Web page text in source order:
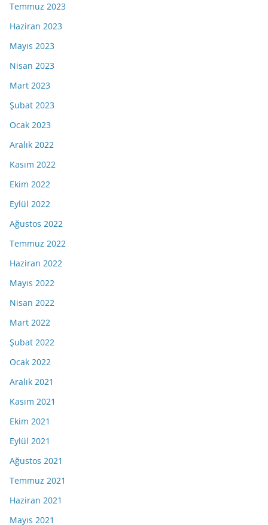
Temmuz 2023
Haziran 2023
Mayıs 2023
Nisan 2023
Mart 2023
Şubat 2023
Ocak 2023
Aralık 2022
Kasım 2022
Ekim 2022
Eylül 2022
Ağustos 2022
Temmuz 2022
Haziran 2022
Mayıs 2022
Nisan 2022
Mart 2022
Şubat 2022
Ocak 2022
Aralık 2021
Kasım 2021
Ekim 2021
Eylül 2021
Ağustos 2021
Temmuz 2021
Haziran 2021
Mayıs 2021